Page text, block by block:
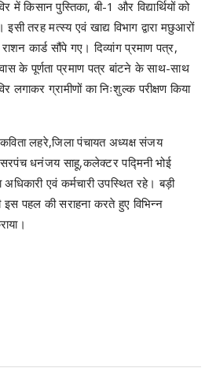
के पूर्णता प्रमाण पत्र बांटने के साथ-साथ
लगाकर ग्रामीणों का निःशुल्क परीक्षण किया
लहरे,जिला पंचायत अध्यक्ष संजय
धनंजय साहू,कलेक्टर पद्मिनी भोई
एवं कर्मचारी उपस्थित रहे। बड़ी
पहल की सराहना करते हुए विभिन्न